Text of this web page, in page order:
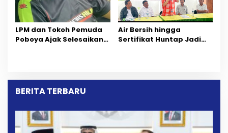
LPM dan Tokoh Pemuda
Poboya Ajak Selesaikan
Air Bersih hingga
Sertifikat Huntap Jadi
BERITA TERBARU